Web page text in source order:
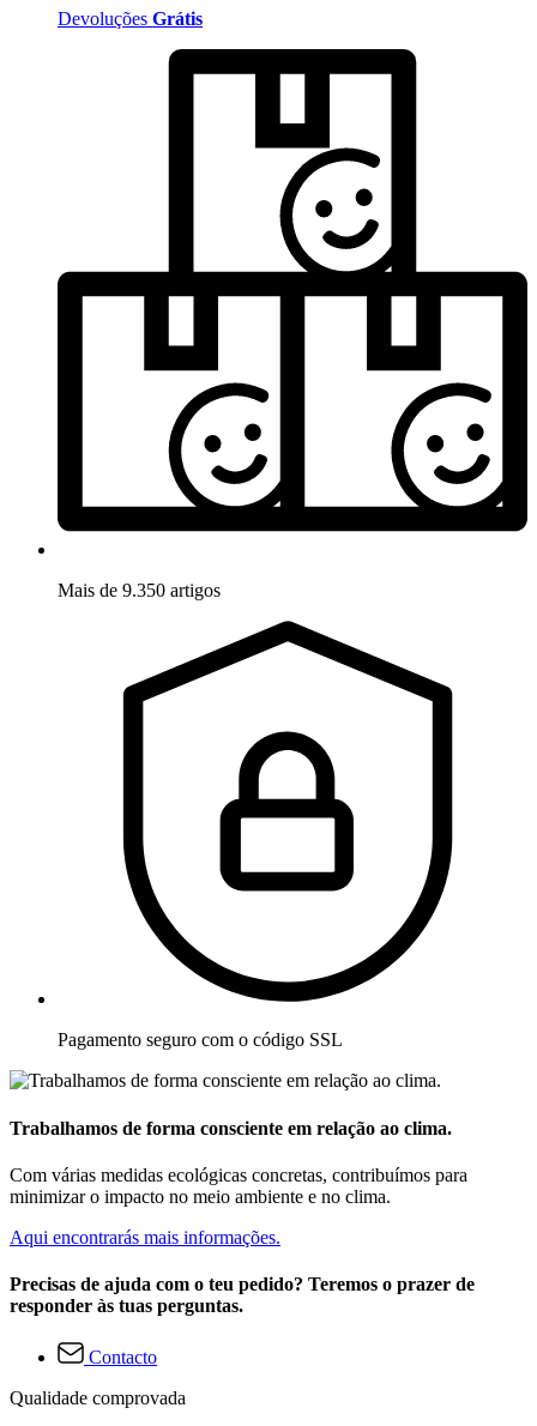
Devoluções Grátis
Mais de 9.350 artigos
Pagamento seguro com o código SSL
Trabalhamos de forma consciente em relação ao clima.
Com várias medidas ecológicas concretas, contribuímos para
minimizar o impacto no meio ambiente e no clima.
Aqui encontrarás mais informações.
Precisas de ajuda com o teu pedido? Teremos o prazer de
responder às tuas perguntas.
Contacto
Qualidade comprovada